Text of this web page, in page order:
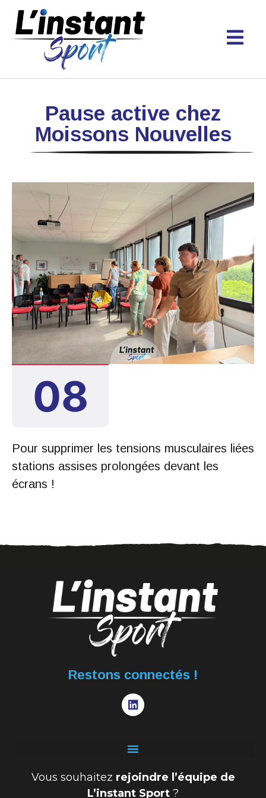
Pause active chez
Moissons Nouvelles
JUN. 2026
08
Pour supprimer les tensions musculaires liées
stations assises prolongées devant les
écrans !
Restons connectés !
Vous souhaitez rejoindre l’équipe de
L’instant Sport ?